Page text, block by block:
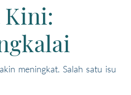
Kini:
meningkat. Salah satu isu